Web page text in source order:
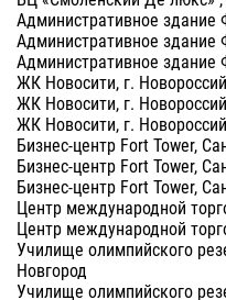
Административное здание
Административное здание
Административное здание
ЖК Новосити, г.
ЖК Новосити, г.
ЖК Новосити, г.
Бизнес-центр Fort Tower,
Бизнес-центр Fort Tower,
Бизнес-центр Fort Tower,
Центр международной
Центр международной
Училище олимпийского
Новгород
Училище олимпийского